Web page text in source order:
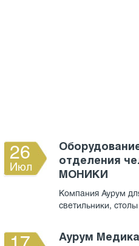
26
Июл
отделения
МОНИКИ
Компания Аурум
светильники, столы
Аурум